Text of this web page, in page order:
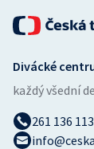
Divácké
každý všední
261 136 113